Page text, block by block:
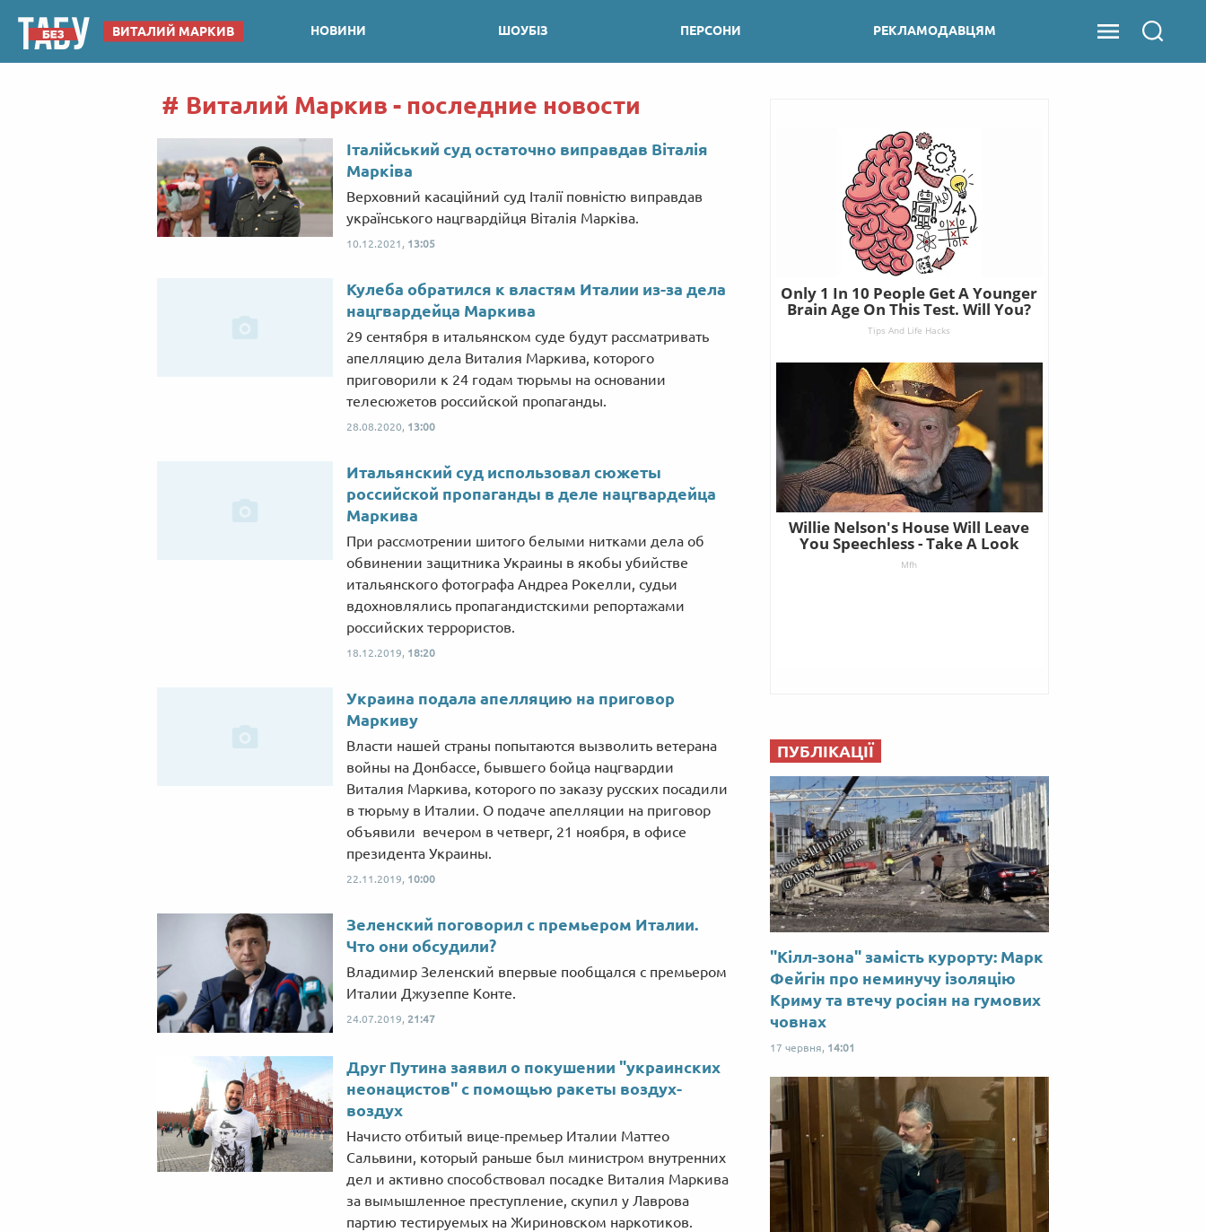
ВИТАЛИЙ МАРКИВ НОВИНИ ШОУБІЗ ПЕРСОНИ РЕКЛАМОДАВЦЯМ
Виталий Маркив - последние новости
Італійський суд остаточно виправдав Віталія
Марківа
Верховний касаційний суд Італії повністю виправдав
українського нацгвардійця Віталія Марківа.
10.12.2021, 13:05
Кулеба обратился к властям Италии из-за дела
нацгвардейца Маркива
29 сентября в итальянском суде будут рассматривать
апелляцию дела Виталия Маркива, которого
приговорили к 24 годам тюрьмы на основании
телесюжетов российской пропаганды.
28.08.2020, 13:00
Итальянский суд использовал сюжеты
российской пропаганды в деле нацгвардейца
Маркива
При рассмотрении шитого белыми нитками дела об
обвинении защитника Украины в якобы убийстве
итальянского фотографа Андреа Рокелли, судьи
вдохновлялись пропагандистскими репортажами
российских террористов.
18.12.2019, 18:20
Украина подала апелляцию на приговор
Маркиву
Власти нашей страны попытаются вызволить ветерана
войны на Донбассе, бывшего бойца нацгвардии
Виталия Маркива, которого по заказу русских посадили
в тюрьму в Италии. О подаче апелляции на приговор
объявили вечером в четверг, 21 ноября, в офисе
президента Украины.
22.11.2019, 10:00
Зеленский поговорил с премьером Италии.
Что они обсудили?
Владимир Зеленский впервые пообщался с премьером
Италии Джузеппе Конте.
24.07.2019, 21:47
Друг Путина заявил о покушении "украинских
неонацистов" с помощью ракеты воздух-
воздух
Начисто отбитый вице-премьер Италии Маттео
Сальвини, который раньше был министром внутренних
дел и активно способствовал посадке Виталия Маркива
за вымышленное преступление, скупил у Лаврова
партию тестируемых на Жириновском наркотиков.
ПУБЛІКАЦІЇ
"Кілл-зона" замість курорту: Марк
Фейгін про неминучу ізоляцію
Криму та втечу росіян на гумових
човнах
17 червня, 14:01